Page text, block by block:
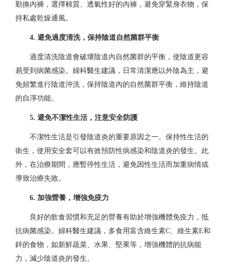
勤換內褲，選擇棉質、透氣性好的內褲，避免穿緊身衣物，保
持私處乾燥通風。
4. 避免過度清洗，保持陰道自然菌群平衡
過度清洗陰道會破壞陰道內自然菌群的平衡，使陰道更容
易受到病菌感染。婦科醫生建議，日常清潔應以外陰為主，避
免頻繁進行陰道沖洗，保持陰道內的自然菌群平衡，維持陰道
的自淨功能。
5. 避免不潔性生活，注意安全防護
不潔性生活是引發陰道炎的重要原因之一。保持性生活的
衛生，使用安全套可以有效預防性病感染和陰道炎的發生。此
外，在治療期間，應暫停性生活，避免因性生活而加重病情或
導致治療失敗。
6. 加強營養，增強免疫力
良好的飲食習慣和充足的營養有助於增強機體免疫力，抵
抗病菌感染。婦科醫生建議，多食用富含維生素C、維生素E和
鋅的食物，如新鮮蔬菜、水果、堅果等，增強機體的抗病能
力，減少陰道炎的發生。